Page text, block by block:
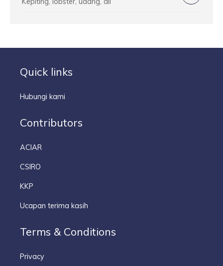
Quick links
Hubungi kami
Contributors
ACIAR
CSIRO
KKP
Ucapan terima kasih
Terms & Conditions
Privacy